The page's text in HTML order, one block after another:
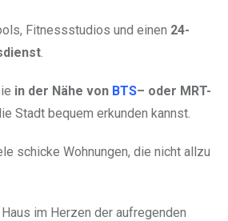
Fitnessstudios und einen 24-
in der Nähe von BTS– oder MRT-
Stadt bequem erkunden kannst.
schicke Wohnungen, die nicht allzu
im Herzen der aufregenden